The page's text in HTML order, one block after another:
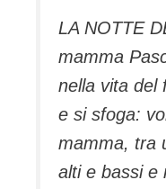
LA NOTTE
mamma
nella vita del
e si sfoga:
mamma, tra
alti e bassi e